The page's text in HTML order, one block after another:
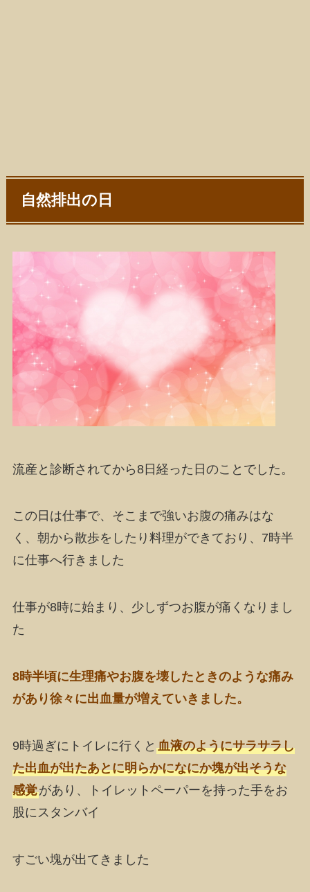
自然排出の日
流産と診断されてから8日経った日のことでした。
この日は仕事で、そこまで強いお腹の痛みはな
く、朝から散歩をしたり料理ができており、7時半
に仕事へ行きました
仕事が8時に始まり、少しずつお腹が痛くなりまし
た
8時半頃に生理痛やお腹を壊したときのような痛み
があり徐々に出血量が増えていきました。
9時過ぎにトイレに行くと 血液のようにサラサラし
た出血が出たあとに明らかになにか塊が出そうな
感覚があり、トイレットペーパーを持った手をお
股にスタンバイ
すごい塊が出てきました